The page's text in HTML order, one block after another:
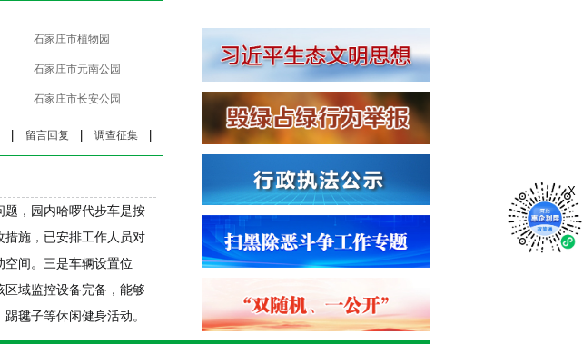
石家庄市植物园
石家庄市元南公园
石家庄市长安公园
留言回复 调查征集
X